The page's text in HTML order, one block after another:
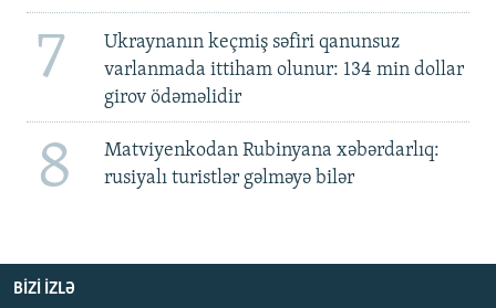
7
Ukraynanın keçmiş səfiri qanunsuz
varlanmada ittiham olunur: 134 min dollar
girov ödəməlidir
8
Matviyenkodan Rubinyana xəbərdarlıq:
rusiyalı turistlər gəlməyə bilər
BIZI IZLƏ